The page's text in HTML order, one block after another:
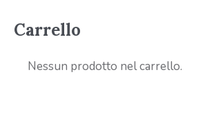
Carrello
Nessun prodotto nel carrello.